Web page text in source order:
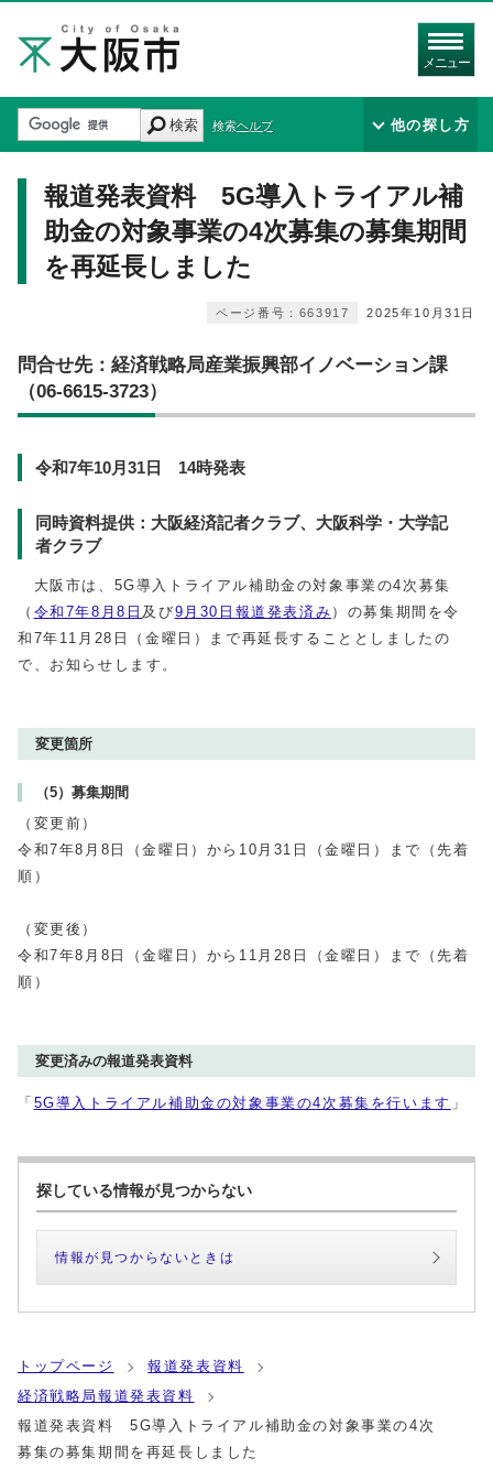
メニュー
検索 検索ヘルプ 他の探し方
報道発表資料 5G導入トライアル補
助金の対象事業の4次募集の募集期間
を再延長しました
2025年10月31日
ページ番号：663917
問合せ先：経済戦略局産業振興部イノベーション課
（06‐6615‐3723）
令和7年10月31日 14時発表
同時資料提供：大阪経済記者クラブ、大阪科学・大学記
者クラブ
大阪市は、5G導入トライアル補助金の対象事業の4次募集
（ 令和7年8月8日 及び9月30日報道発表済み ）の募集期間を令
和7年11月28日（金曜日）まで再延長することとしましたの
で、お知らせします。
変更箇所
（5）募集期間
（変更前）
令和7年8月8日（金曜日）から10月31日（金曜日）まで（先着
順）
（変更後）
令和7年8月8日（金曜日）から11月28日（金曜日）まで（先着
順）
変更済みの報道発表資料
「 5G導入トライアル補助金の対象事業の4次募集を行います 」
探している情報が見つからない
情報が見つからないときは
トップページ
報道発表資料
経済戦略局報道発表資料
報道発表資料 5G導入トライアル補助金の対象事業の4次
募集の募集期間を再延長しました